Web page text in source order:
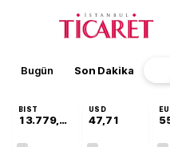
Bugün Son Dakika
BIST
13.779,39
USD
47,71